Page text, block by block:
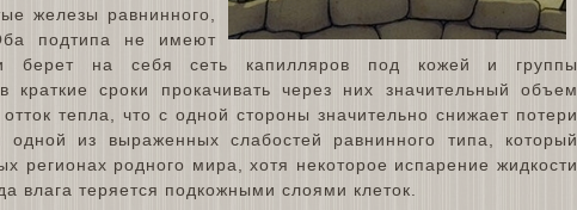
железы равнинного,
подтипа не имеют
берет на себя сеть капилляров под кожей и группы
сроки прокачивать через них значительный объем
тепла, что с одной стороны значительно снижает потери
из выраженных слабостей равнинного типа, который
регионах родного мира, хотя некоторое испарение жидкости
влага теряется подкожными слоями клеток.